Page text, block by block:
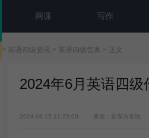
网课 写作
> 英语四级资讯 > 英语四级答案 > 正文
2024年6月英语四
2024-06-15 11:25:00 来源：新东方在线